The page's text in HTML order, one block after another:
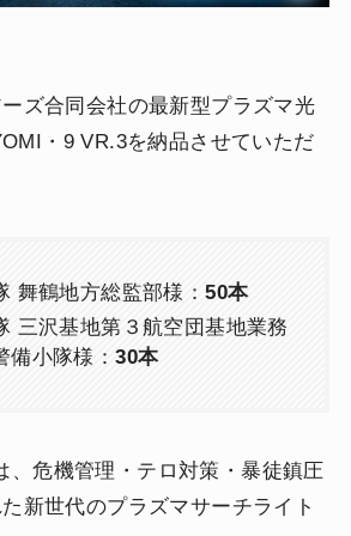
ズ合同会社の最新型プラズマ光
・9 VR.3を納品させていただ
舞鶴地方総監部様：50本
三沢基地第３航空団基地業務
備小隊様：30本
、危機管理・テロ対策・暴徒鎮圧
新世代のプラズマサーチライト